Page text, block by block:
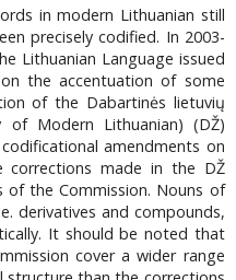
in modern Lithuanian still
precisely codified. In 2003-
Lithuanian Language issued
the accentuation of some
of the Dabartinės lietuvių
of Modern Lithuanian) (DŽ)
amendments on
corrections made in the DŽ
the Commission. Nouns of
derivatives and compounds,
It should be noted that
cover a wider range